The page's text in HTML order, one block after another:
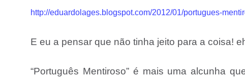
http://eduardolages.blogspot.com/2012/01/portugues-
E eu a pensar que não tinha jeito para a coisa!
“Português Mentiroso” é mais uma alcunha